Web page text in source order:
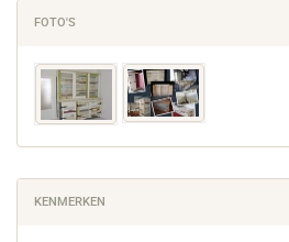
FOTO'S
KENMERKEN